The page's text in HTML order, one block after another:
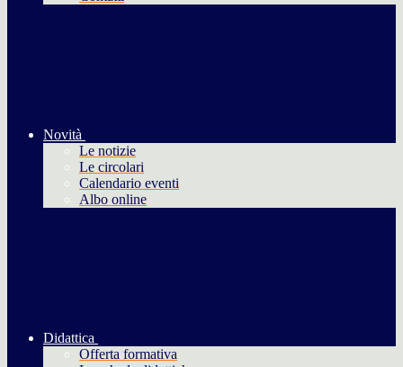
Novità
Le notizie
Le circolari
Calendario eventi
Albo online
Didattica
Offerta formativa